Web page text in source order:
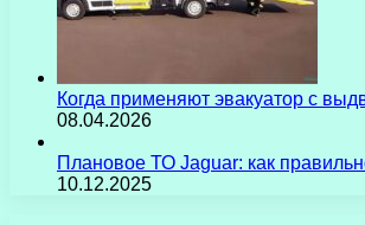
Когда применяют эвакуатор с
08.04.2026
Плановое ТО Jaguar: как
10.12.2025